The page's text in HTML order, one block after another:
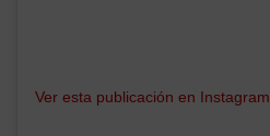
Ver esta publicación en Instagram